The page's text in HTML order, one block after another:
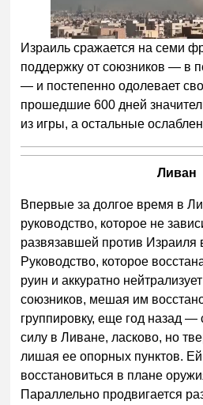
Израиль сражается на семи
поддержку от союзников — в
— и постепенно одолевает
прошедшие 600 дней
из игры, а остальные
Ливан
Впервые за долгое время в
руководство, которое не
развязавшей против Израиля
Руководство, которое
руин и аккуратно
союзников, мешая им
группировку, еще год назад
силу в Ливане, ласково, но
лишая ее опорных пунктов.
восстановиться в плане
Параллельно продвигается